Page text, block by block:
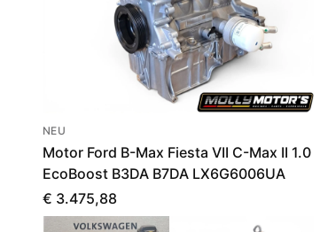
NEU
Motor Ford B-Max Fiesta VII C-Max II 1.0
EcoBoost B3DA B7DA LX6G6006UA
€ 3.475,88